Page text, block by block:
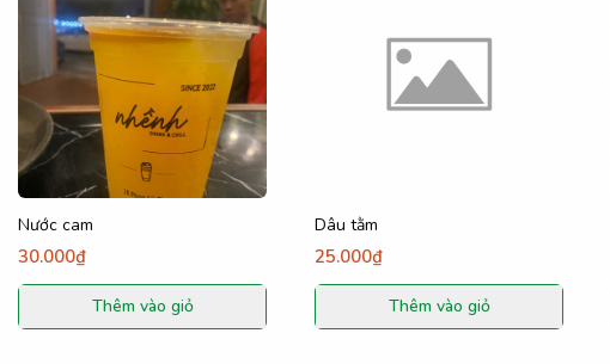
Nước cam
30.000₫
Thêm vào giỏ
Dâu tằm
25.000₫
Thêm vào giỏ